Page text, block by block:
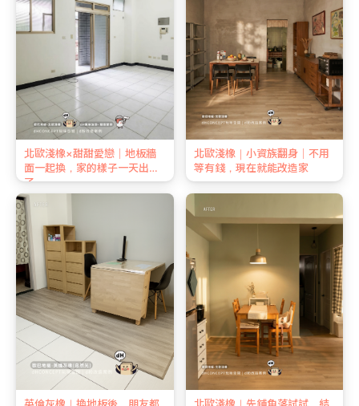
北歐淺橡×甜甜愛戀｜地板牆
面一起換，家的樣子一天出來
了
北歐淺橡｜小資族翻身｜不用
等有錢，現在就能改造家